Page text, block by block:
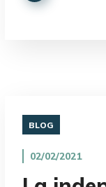
BLOG
02/02/2021